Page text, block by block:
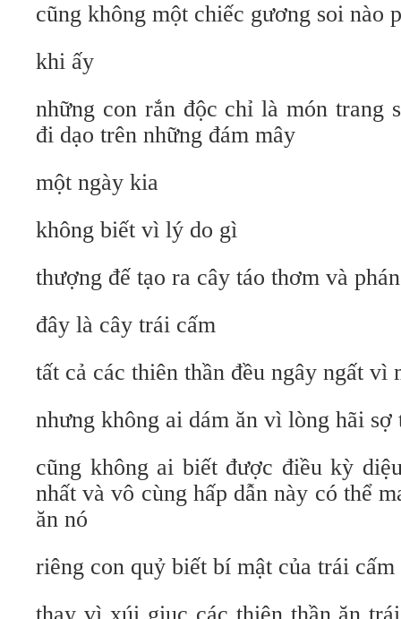
cũng không một chiếc gương soi nào
khi ấy
những con rắn độc chỉ là món trang
đi dạo trên những đám mây
một ngày kia
không biết vì lý do gì
thượng đế tạo ra cây táo thơm và phán
đây là cây trái cấm
tất cả các thiên thần đều ngây ngất vì
nhưng không ai dám ăn vì lòng hãi sợ
cũng không ai biết được điều kỳ
nhất và vô cùng hấp dẫn này có thể
ăn nó
riêng con quỷ biết bí mật của trái cấm